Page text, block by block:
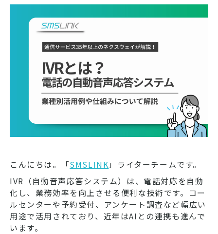
こんにちは。「SMSLINK」ライターチームです。
IVR（自動音声応答システム）は、電話対応を自動
化し、業務効率を向上させる便利な技術です。コー
ルセンターや予約受付、アンケート調査など幅広い
用途で活用されており、近年はAIとの連携も進んで
います。